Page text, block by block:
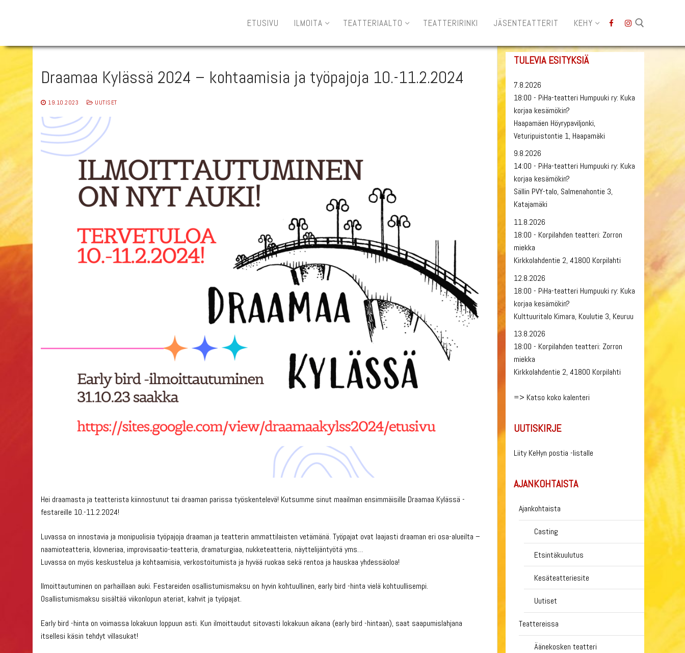
ETUSIVU ILMOITA TEATTERIAALTO TEATTERIRINKI JÄSENTEATTERIT KEHY
Hae:
Draamaa Kylässä 2024 – kohtaamisia ja työpajoja 10.-11.2.2024
19.10.2023 UUTISET
Hei draamasta ja teatterista kiinnostunut tai draaman parissa työskentelevä! Kutsumme sinut maailman ensimmäisille Draamaa Kylässä -
festareille 10.-11.2.2024!
Luvassa on innostavia ja monipuolisia työpajoja draaman ja teatterin ammattilaisten vetämänä. Työpajat ovat laajasti draaman eri osa-alueilta –
naamioteatteria, klovneriaa, improvisaatio-teatteria, dramaturgiaa, nukketeatteria, näyttelijäntyötä yms…
Luvassa on myös keskustelua ja kohtaamisia, verkostoitumista ja hyvää ruokaa sekä rentoa ja hauskaa yhdessäoloa!
Ilmoittautuminen on parhaillaan auki. Festareiden osallistumismaksu on hyvin kohtuullinen, early bird -hinta vielä kohtuullisempi.
Osallistumismaksu sisältää viikonlopun ateriat, kahvit ja työpajat.
Early bird -hinta on voimassa lokakuun loppuun asti. Kun ilmoittaudut sitovasti lokakuun aikana (early bird -hintaan), saat saapumislahjana
itsellesi käsin tehdyt villasukat!
TULEVIA ESITYKSIÄ
7.8.2026
18:00 - PiHa-teatteri Humpuuki ry: Kuka
korjaa kesämökin?
Haapamäen Höyrypaviljonki,
Veturipuistontie 1, Haapamäki
9.8.2026
14:00 - PiHa-teatteri Humpuuki ry: Kuka
korjaa kesämökin?
Sällin PVY-talo, Salmenahontie 3,
Katajamäki
11.8.2026
18:00 - Korpilahden teatteri: Zorron
miekka
Kirkkolahdentie 2, 41800 Korpilahti
12.8.2026
18:00 - PiHa-teatteri Humpuuki ry: Kuka
korjaa kesämökin?
Kulttuuritalo Kimara, Koulutie 3, Keuruu
13.8.2026
18:00 - Korpilahden teatteri: Zorron
miekka
Kirkkolahdentie 2, 41800 Korpilahti
=> Katso koko kalenteri
UUTISKIRJE
Liity KeHyn postia -listalle
AJANKOHTAISTA
Ajankohtaista
Casting
Etsintäkuulutus
Kesäteatteriesite
Uutiset
Teattereissa
Äänekosken teatteri